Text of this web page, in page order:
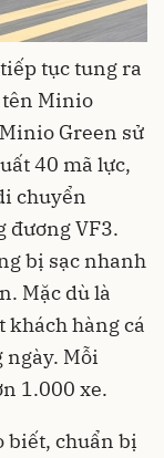
tục tung ra
tên Minio
Green sử
40 mã lực,
chuyển
đương VF3.
bị sạc nhanh
Mặc dù là
khách hàng cá
Mỗi
1.000 xe.
biết, chuẩn bị